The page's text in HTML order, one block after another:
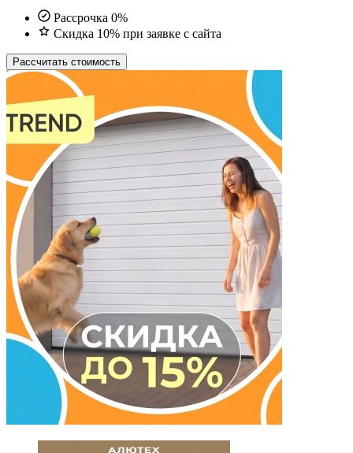
Рассрочка 0%
Скидка 10% при заявке с сайта
Рассчитать стоимость